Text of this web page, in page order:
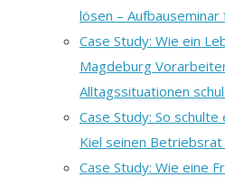
lösen –
Case Study: Wie ein
Magdeburg
Alltagssituationen
Case Study: So
Kiel seinen
Case Study: Wie eine